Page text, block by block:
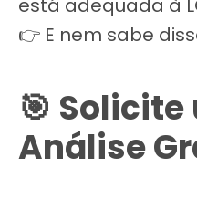
está adequada à
👉 E nem sabe
🎯
Análise